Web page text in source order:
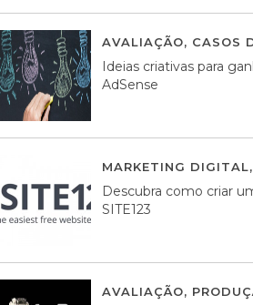
AVALIAÇÃO, CASOS
Ideias criativas para
AdSense
MARKETING DIGITAL,
Descubra como criar
SITE123
AVALIAÇÃO,